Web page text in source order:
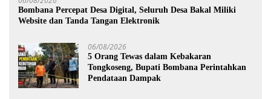
Bombana Percepat Desa Digital, Seluruh Desa Bakal Miliki
Website dan Tanda Tangan Elektronik
06/08/2026
5 Orang Tewas dalam Kebakaran
Tongkoseng, Bupati Bombana Perintahkan
Pendataan Dampak